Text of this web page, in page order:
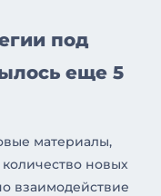
под
еще 5
материалы,
новых
взаимодействие